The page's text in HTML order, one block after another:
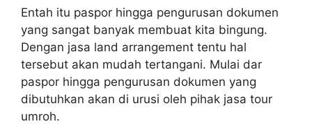
Entah itu paspor hingga pengurusan dokumen
yang sangat banyak membuat kita bingung.
Dengan jasa land arrangement tentu hal
tersebut akan mudah tertangani. Mulai dar
paspor hingga pengurusan dokumen yang
dibutuhkan akan di urusi oleh pihak jasa tour
umroh.